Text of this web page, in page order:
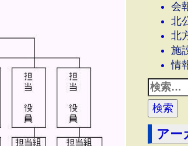
会
北
北
施
情
アー